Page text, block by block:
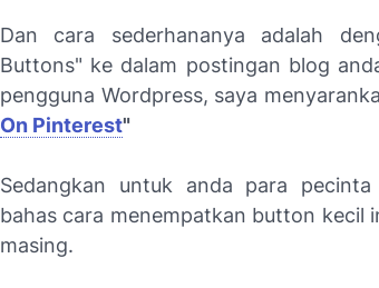
Dan cara sederhananya adalah
Buttons" ke dalam postingan blog
pengguna Wordpress, saya
On Pinterest"
Sedangkan untuk anda para
bahas cara menempatkan button kecil
masing.